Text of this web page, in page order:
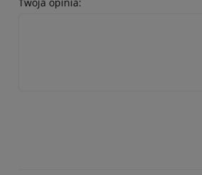
Twoja opinia: